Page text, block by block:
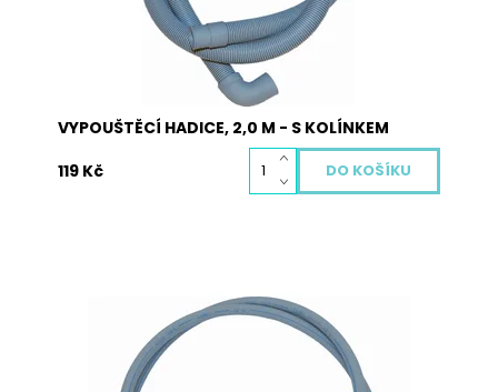
VYPOUŠTĚCÍ HADICE, 2,0 M - S KOLÍNKEM
119 Kč
Napouštěcí hadice JOLLY v celkové délce 4,0 m,
3/4“ dodávaná včetně těsnění. Hadice je určená
pro všechny druhy praček a myček nádobí.
Jedna strana obsahuje přímou koncovku a